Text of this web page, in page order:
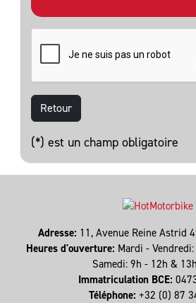
Retour
(*) est un champ obligatoire
Adresse: 11, Avenue Reine Astrid
Heures d'ouverture: Mardi -
Samedi: 9h - 12h &
Immatriculation BCE:
Téléphone: +32 (0) 87